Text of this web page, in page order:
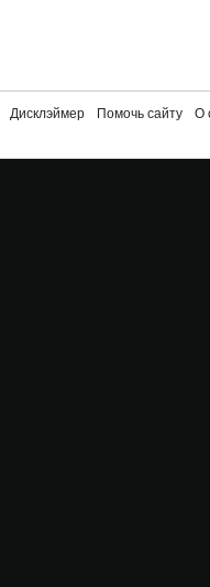
Дисклэймер Помочь сайту О